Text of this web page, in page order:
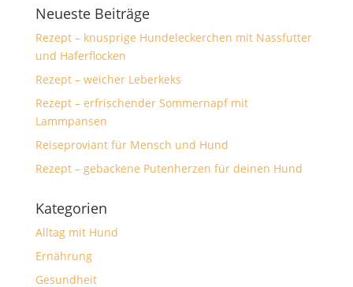
Neueste Beiträge
Rezept – knusprige Hundeleckerchen mit Nassfutter
und Haferflocken
Rezept – weicher Leberkeks
Rezept – erfrischender Sommernapf mit
Lammpansen
Reiseproviant für Mensch und Hund
Rezept – gebackene Putenherzen für deinen Hund
Kategorien
Alltag mit Hund
Ernährung
Gesundheit